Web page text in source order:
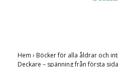
Hem › Böcker för alla åldrar och
Deckare – spänning från första